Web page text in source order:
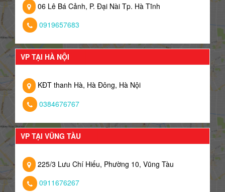
06 Lê Bá Cảnh, P. Đại Nài Tp. Hà Tĩnh
0919657683
VP TẠI HÀ NỘI
KĐT thanh Hà, Hà Đông, Hà Nội
0384676767
VP TẠI VŨNG TÀU
225/3 Lưu Chí Hiếu, Phường 10, Vũng Tàu
0911676267